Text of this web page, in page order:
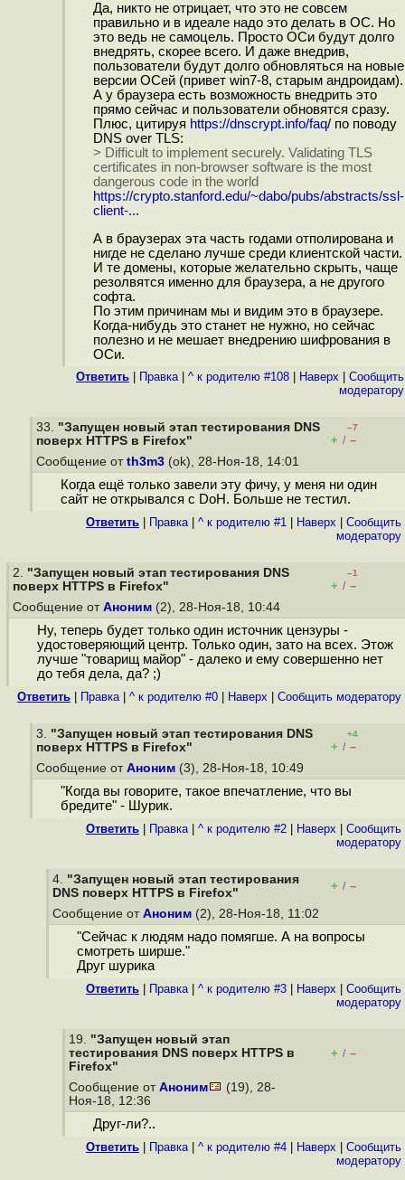
Да, никто не отрицает, что это не совсем
правильно и в идеале надо это делать в ОС. Но
это ведь не самоцель. Просто ОСи будут долго
внедрять, скорее всего. И даже внедрив,
пользователи будут долго обновляться на новые
версии ОСей (привет win7-8, старым андроидам).
А у браузера есть возможность внедрить это
прямо сейчас и пользователи обновятся сразу.
Плюс, цитируя https://dnscrypt.info/faq/ по поводу
DNS over TLS:
> Difficult to implement securely. Validating TLS
certificates in non-browser software is the most
dangerous code in the world
https://crypto.stanford.edu/~dabo/pubs/abstracts/ssl-
client-...
А в браузерах эта часть годами отполирована и
нигде не сделано лучше среди клиентской части.
И те домены, которые желательно скрыть, чаще
резолвятся именно для браузера, а не другого
софта.
По этим причинам мы и видим это в браузере.
Когда-нибудь это станет не нужно, но сейчас
полезно и не мешает внедрению шифрования в
ОСи.
Ответить Правка| ^ к родителю #108 Наверх
Cообщить
модератору
33. "Запущен новый этап тестирования DNS
поверх HTTPS в Firefox"
–7
+ / –
Сообщение от th3m3 (ok), 28-Ноя-18, 14:01
Когда ещё только завели эту фичу, у меня ни один
сайт не открывался с DoH. Больше не тестил.
Ответить Правка| ^ к родителю #1 Наверх
Cообщить
модератору
2. "Запущен новый этап тестирования DNS
поверх HTTPS в Firefox"
–1
+ / –
Сообщение от Аноним (2), 28-Ноя-18, 10:44
Ну, теперь будет только один источник цензуры -
удостоверяющий центр. Только один, зато на всех. Этож
лучше "товарищ майор" - далеко и ему совершенно нет
до тебя дела, да? ;)
Ответить Правка| ^ к родителю #0 Наверх Cообщить модератору
3. "Запущен новый этап тестирования DNS
поверх HTTPS в Firefox"
+4
+ / –
Сообщение от Аноним (3), 28-Ноя-18, 10:49
"Когда вы говорите, такое впечатление, что вы
бредите" - Шурик.
Ответить Правка| ^ к родителю #2 Наверх
Cообщить
модератору
4. "Запущен новый этап тестирования
DNS поверх HTTPS в Firefox"
+ / –
Сообщение от Аноним (2), 28-Ноя-18, 11:02
"Сейчас к людям надо помягше. А на вопросы
смотреть ширше."
Друг шурика
Ответить Правка| ^ к родителю #3 Наверх
Cообщить
модератору
19. "Запущен новый этап
тестирования DNS поверх HTTPS в
Firefox"
+ / –
Сообщение от Аноним
(19), 28-
Ноя-18, 12:36
Друг-ли?..
Ответить Правка| ^ к родителю #4 Наверх
Cообщить
модератору